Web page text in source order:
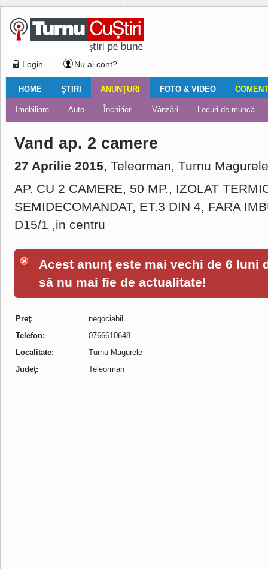
Login Nu ai cont?
HOME
Ştiri locale Turnaţi aici! Nemulţumirile localnicilor
ŞTIRI
Ştiri locale Ştiri din ţară Financiar Editorial
ANUNŢURI
Imobiliare Auto Închirieri Vânzări Locuri de muncă
FOTO & VIDEO
Galerii Foto Galerii video
Comentariul zilei
Vand ap. 2 camere
27 Aprilie 2015, Teleorman, Turnu
AP. CU 2 CAMERE, 50 MP., IZOLAT
SEMIDECOMANDAT, ET.3 DIN 4, FARA
D15/1 ,in centru
Acest anunţ este mai vechi de 6 luni
să nu mai fie de actualitate!
Preţ:
negociabil
Telefon:
0766610648
Localitate:
Turnu Magurele
Judeţ:
Teleorman